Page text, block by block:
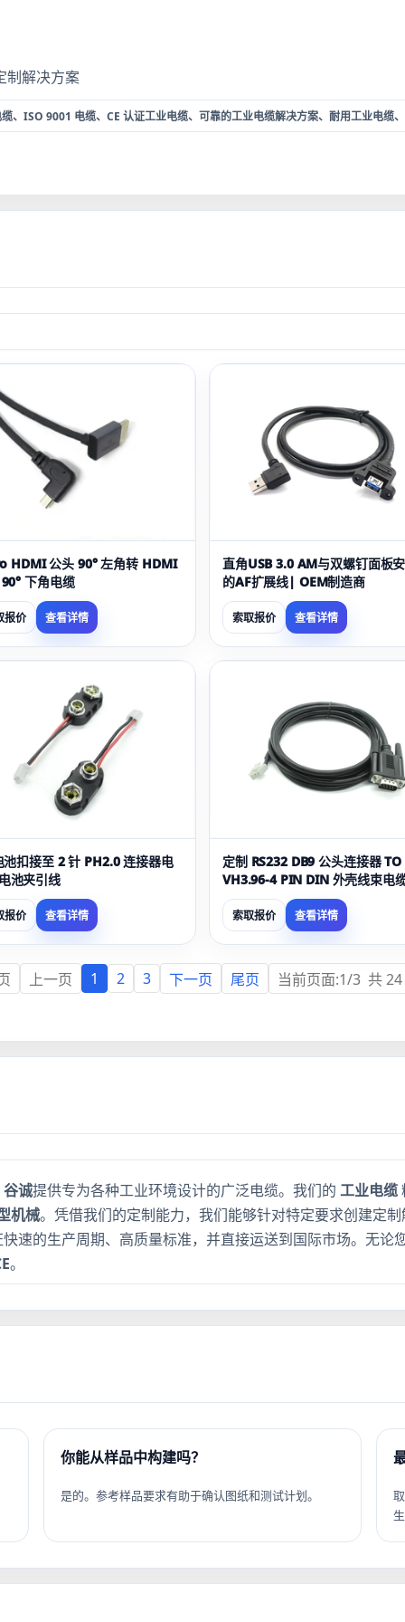
制解决方案
、ISO 9001 电缆、CE 认证工业电缆、可靠的工业电缆解决方案、耐用工业电缆
HDMI 公头 90° 左角转 HDMI
下角电缆
报价 查看详情
直角USB 3.0 AM与双螺钉面板
的AF扩展线| OEM制造商
索取报价 查看详情
池扣接至 2 针 PH2.0 连接器电
池夹引线
报价 查看详情
定制 RS232 DB9 公头连接器 TO
VH3.96-4 PIN DIN 外壳线束电
索取报价 查看详情
上一页 1 2 3 下一页 尾页 当前页面:1/3 共
谷诚提供专为各种工业环境设计的广泛电缆。我们的 工业电缆
机械。凭借我们的定制能力，我们能够针对特定要求创建定
速的生产周期、高质量标准，并直接运送到国际市场。无论
。
你能从样品中构建吗？
是的。参考样品要求有助于确认图纸和测试计划。